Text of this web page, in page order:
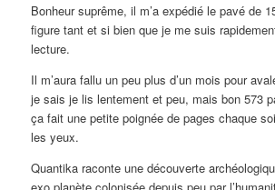
Bonheur suprême, il m’a expédié le pavé de
figure tant et si bien que je me suis
lecture.
Il m’aura fallu un peu plus d’un mois pour
je sais je lis lentement et peu, mais bon 573
ça fait une petite poignée de pages chaque
les yeux.
Quantika raconte une découverte